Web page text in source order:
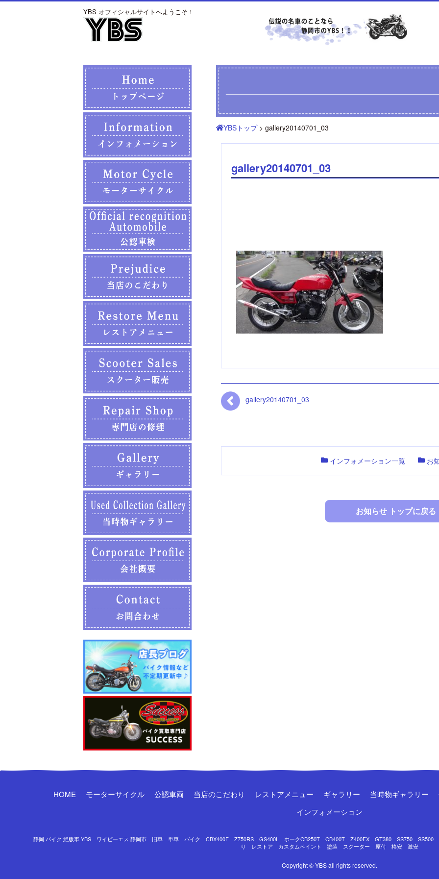
YBS オフィシャルサイトへようこそ！
YBSトップ> gallery20140701_03
gallery20140701_03
gallery20140701_03
インフォメーション一覧 お
お知らせ トップに戻る
HOME モーターサイクル 公認車両 当店のこだわり レストアメニュー ギャラリー 当時物ギャラリー
インフォメーション
静岡 バイク 絶版車 YBS ワイビーエス 静岡市 旧車 単車 バイク CBX400F Z750RS GS400L ホークCB250T CB400T Z400FX GT380 SS750
り レストア カスタムペイント 塗装 スクーター 原付 格安 激安
Copyright © YBS all rights reserved.